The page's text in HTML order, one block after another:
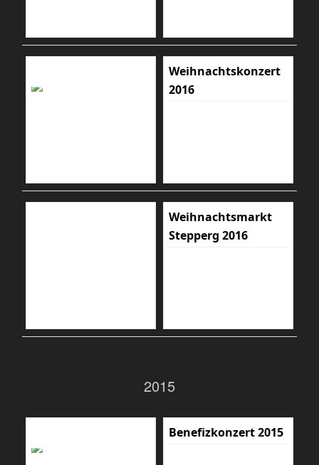
Weihnachtskonzert
2016
Weihnachtsmarkt
Stepperg 2016
2015
Benefizkonzert 2015